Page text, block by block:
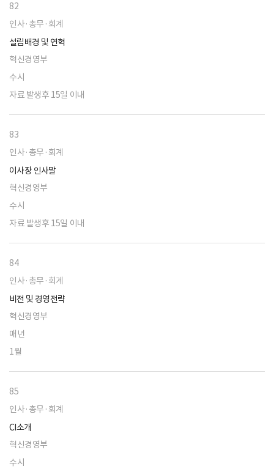
82
인사·총무·회계
설립배경 및 연혁
혁신경영부
수시
자료 발생후 15일 이내
83
인사·총무·회계
이사장 인사말
혁신경영부
수시
자료 발생후 15일 이내
84
인사·총무·회계
비전 및 경영전략
혁신경영부
매년
1월
85
인사·총무·회계
CI소개
혁신경영부
수시